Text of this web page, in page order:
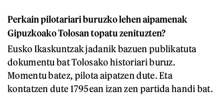
Perkain pilotariari buruzko lehen aipamenak
Gipuzkoako Tolosan topatu zenituzten?
Eusko Ikaskuntzak jadanik bazuen publikatuta
dokumentu bat Tolosako historiari buruz.
Momentu batez, pilota aipatzen dute. Eta
kontatzen dute 1795ean izan zen partida handi bat.